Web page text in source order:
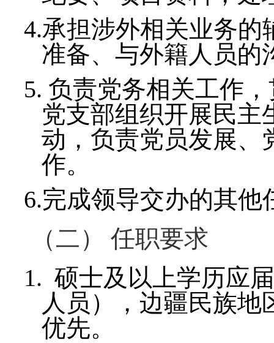
4.承担涉外相关业务的
准备、与外籍人员的
5. 负责党务相关工作
党支部组织开展民主
动，负责党员发展、
作。
6.完成领导交办的其他
（二） 任职要求
1. 硕士及以上学历应
人员），边疆民族
优先。